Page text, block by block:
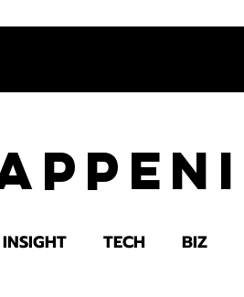
INSIGHT TECH BIZ